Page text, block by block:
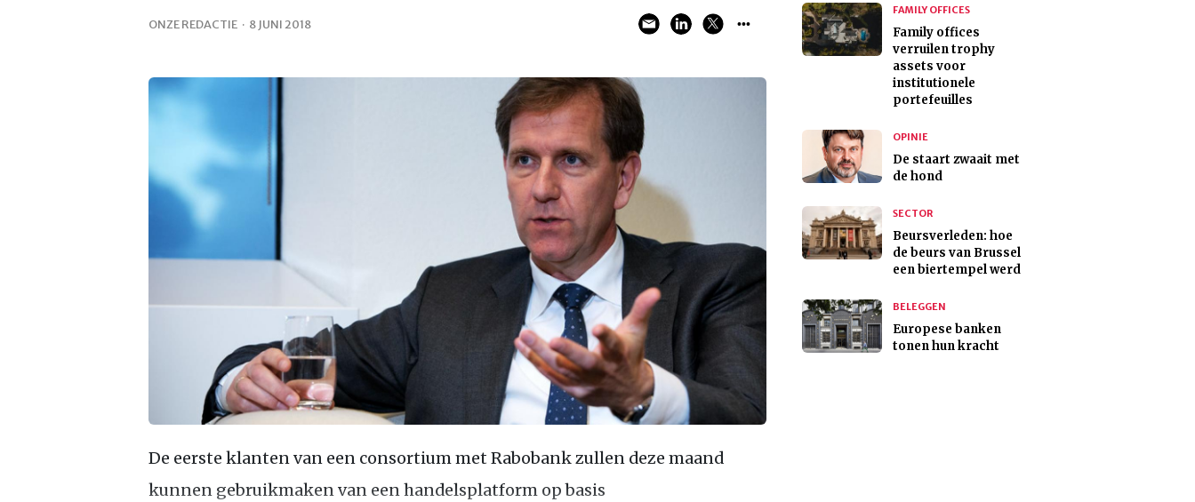
ONZE REDACTIE · 8 JUNI 2018
De eerste klanten van een consortium met Rabobank zullen deze maand
kunnen gebruikmaken van een handelsplatform op basis
FAMILY OFFICES
Family offices
verruilen trophy
assets voor
institutionele
portefeuilles
OPINIE
De staart zwaait met
de hond
SECTOR
Beursverleden: hoe
de beurs van Brussel
een biertempel werd
BELEGGEN
Europese banken
tonen hun kracht